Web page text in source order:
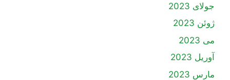
جولای 2023
ژوئن 2023
می 2023
آوریل 2023
مارس 2023